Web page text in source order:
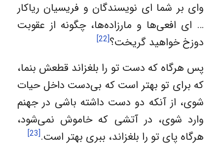
وای بر شما ای نویسندگان و فریسیان ریاکار
… ای افعی‌ها و مارزاده‌ها، چگونه از عقوبت
دوزخ خواهید گریخت؟[22]
پس هرگاه که دست تو را بلغزاند قطعش بنما،
که برای تو بهتر است که بی‌دست داخل حیات
شوی، از آنکه دو دست داشته باشی در جهنم
وارد شوی، در آتشی که خاموش نمی‌شود،
هرگاه پای تو را بلغزاند، ببری بهتر است.[23]